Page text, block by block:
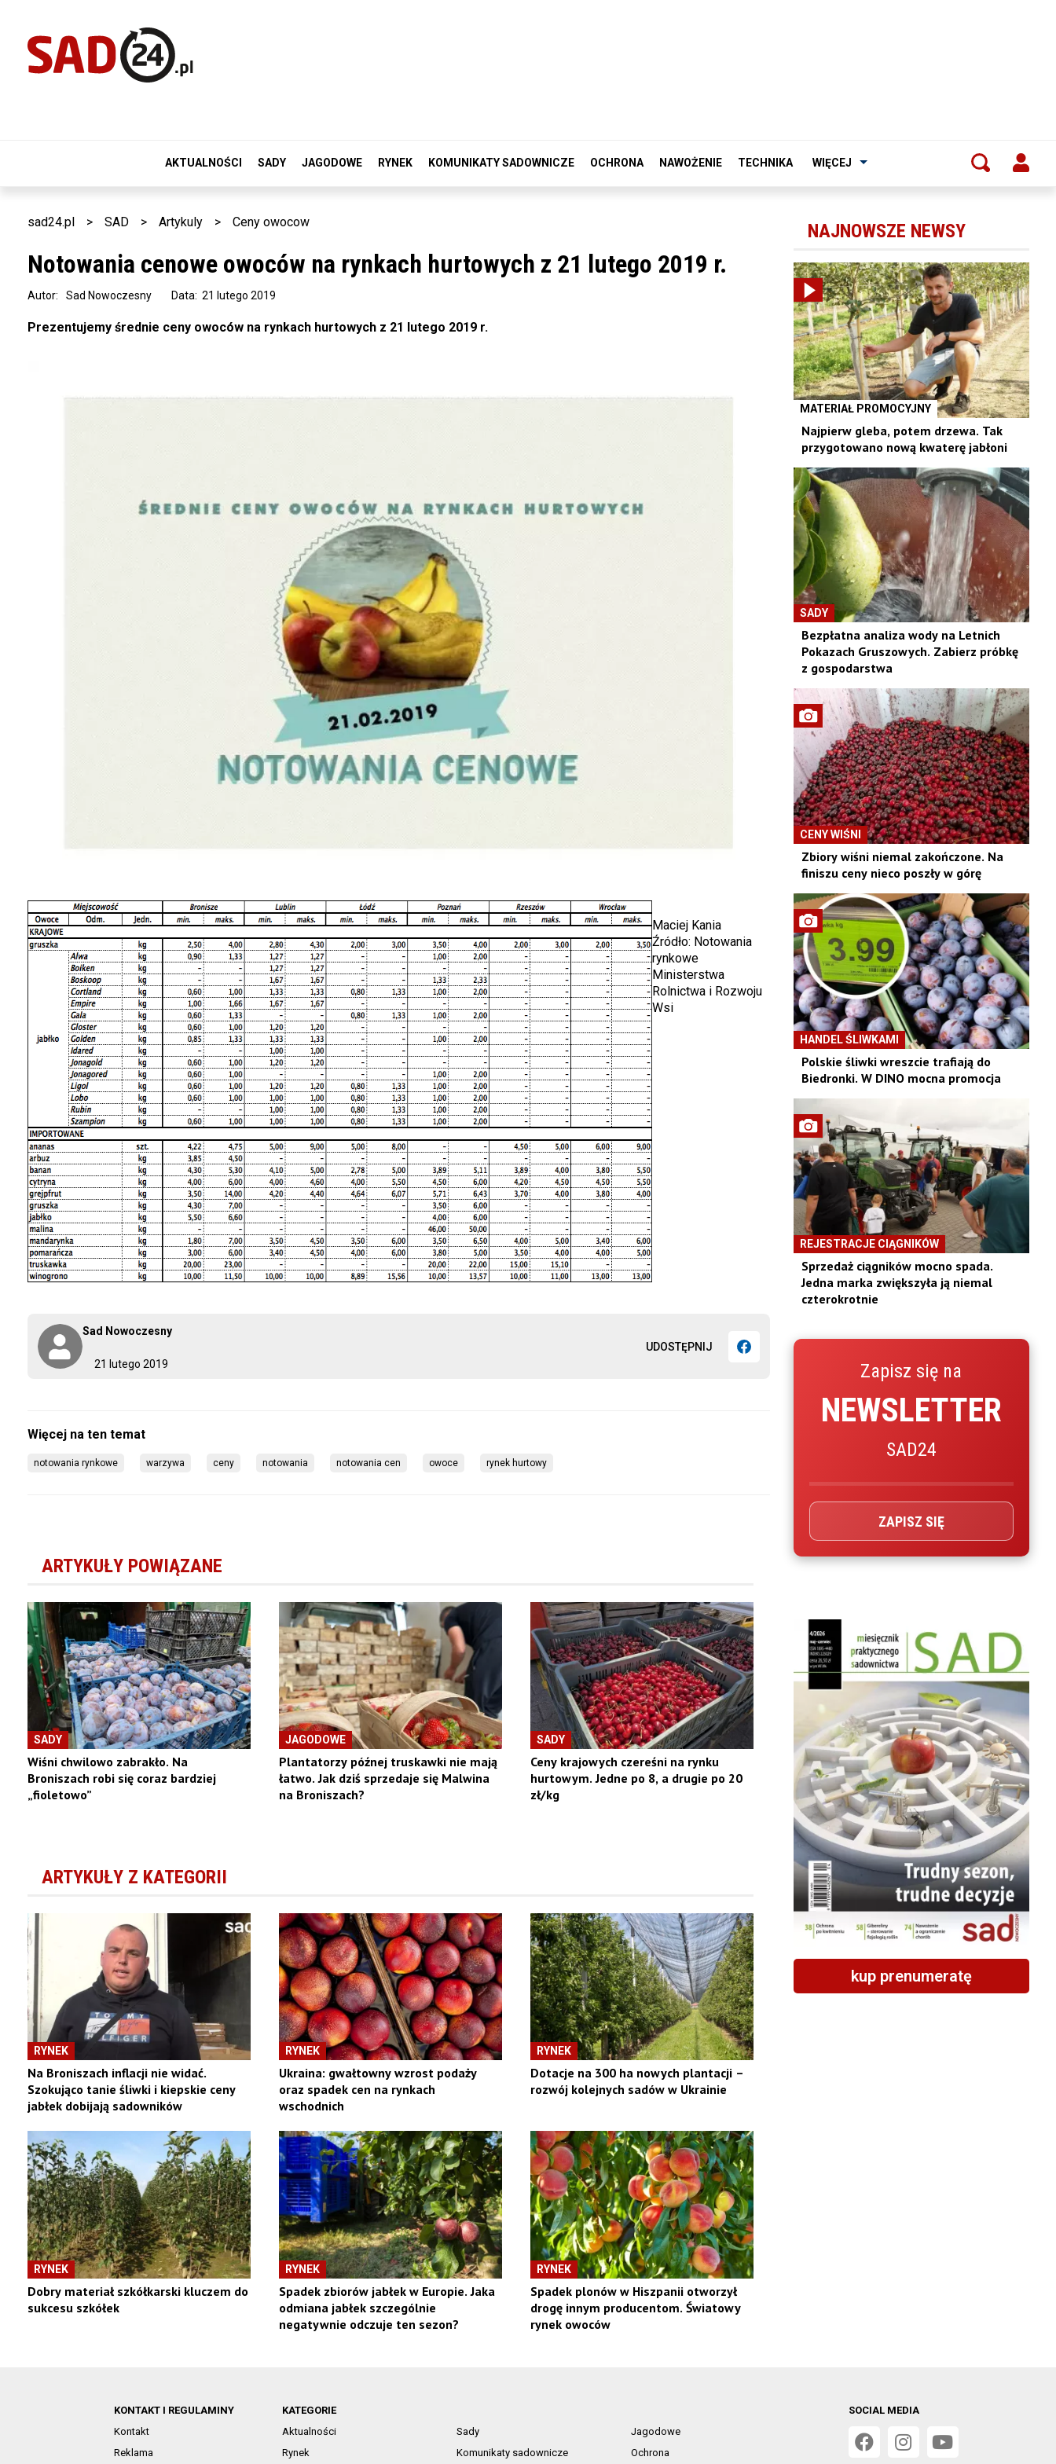
AKTUALNOŚCI SADY JAGODOWE RYNEK KOMUNIKATY SADOWNICZE OCHRONA NAWOŻENIE TECHNIKA WIĘCEJ
sad24.pl > SAD > Artykuly > Ceny owocow
Notowania cenowe owoców na rynkach hurtowych z 21 lutego 2019 r.
Data: 21 lutego 2019
Autor: Sad Nowoczesny
21 lutego 2019
Sad Nowoczesny
UDOSTĘPNIJ
Prezentujemy średnie ceny owoców na rynkach hurtowych z 21 lutego 2019 r.
Maciej Kania
Źródło: Notowania
rynkowe
Ministerstwa
Rolnictwa i Rozwoju
Wsi
notowania rynkowe warzywa ceny notowania notowania cen owoce rynek hurtowy
ARTYKUŁY POWIĄZANE
SADY
Wiśni chwilowo zabrakło. Na
Broniszach robi się coraz bardziej
„fioletowo”
JAGODOWE
Plantatorzy późnej truskawki nie mają
łatwo. Jak dziś sprzedaje się Malwina
na Broniszach?
SADY
Ceny krajowych czereśni na rynku
hurtowym. Jedne po 8, a drugie po 20
zł/kg
ARTYKUŁY Z KATEGORII
RYNEK
Na Broniszach inflacji nie widać.
Szokująco tanie śliwki i kiepskie ceny
jabłek dobijają sadowników
RYNEK
Ukraina: gwałtowny wzrost podaży
oraz spadek cen na rynkach
wschodnich
RYNEK
Dotacje na 300 ha nowych plantacji –
rozwój kolejnych sadów w Ukrainie
RYNEK
Dobry materiał szkółkarski kluczem do
sukcesu szkółek
RYNEK
Spadek zbiorów jabłek w Europie. Jaka
odmiana jabłek szczególnie
negatywnie odczuje ten sezon?
RYNEK
Spadek plonów w Hiszpanii otworzył
drogę innym producentom. Światowy
rynek owoców
NAJNOWSZE NEWSY
MATERIAŁ PROMOCYJNY
Najpierw gleba, potem drzewa. Tak
przygotowano nową kwaterę jabłoni
SADY
Bezpłatna analiza wody na Letnich
Pokazach Gruszowych. Zabierz próbkę
z gospodarstwa
CENY WIŚNI
Zbiory wiśni niemal zakończone. Na
finiszu ceny nieco poszły w górę
HANDEL ŚLIWKAMI
Polskie śliwki wreszcie trafiają do
Biedronki. W DINO mocna promocja
REJESTRACJE CIĄGNIKÓW
Sprzedaż ciągników mocno spada.
Jedna marka zwiększyła ją niemal
czterokrotnie
Zapisz się na
NEWSLETTER
SAD24
ZAPISZ SIĘ
kup prenumeratę
KONTAKT I REGULAMINY
Kontakt
Reklama
KATEGORIE
Aktualności
Sady
Jagodowe
Rynek
Komunikaty sadownicze Ochrona
SOCIAL MEDIA